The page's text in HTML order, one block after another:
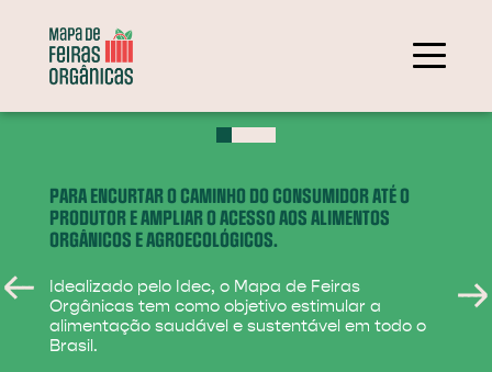
PARA ENCURTAR O CAMINHO DO CONSUMIDOR ATÉ O
PRODUTOR E AMPLIAR O ACESSO AOS ALIMENTOS
ORGÂNICOS E AGROECOLÓGICOS.
Idealizado pelo Idec, o Mapa de Feiras
Orgânicas tem como objetivo estimular a
alimentação saudável e sustentável em todo o
Brasil.